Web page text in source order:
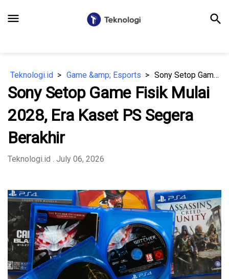
menu search
Teknologi.id Game &amp; Esports Sony Setop Game Fisik Mulai 2028, Era Kaset PS Segera Berakhir
Sony Setop Game Fisik Mulai
2028, Era Kaset PS Segera
Berakhir
Teknologi.id . July 06, 2026